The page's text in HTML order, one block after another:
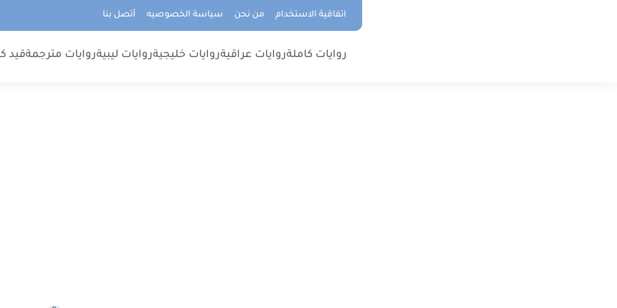
اتفاقية الاستخدام من نحن سياسة الخصوصيه أتصل بنا
روايات كاملةروايات عراقيةروايات خليجيةروايات ليبيةروايات مترجمةقيد